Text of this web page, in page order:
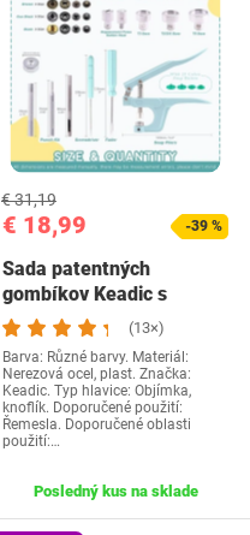
€ 18,99
€ 31,19
-39 %
Sada patentných
gombíkov Keadic s
kliešťami, 31 farieb, 408…
(13×)
Barva: Různé barvy. Materiál:
Nerezová ocel, plast. Značka:
Keadic. Typ hlavice: Objímka,
knoflík. Doporučené použití:
Řemesla. Doporučené oblasti
použití:…
Posledný kus na sklade